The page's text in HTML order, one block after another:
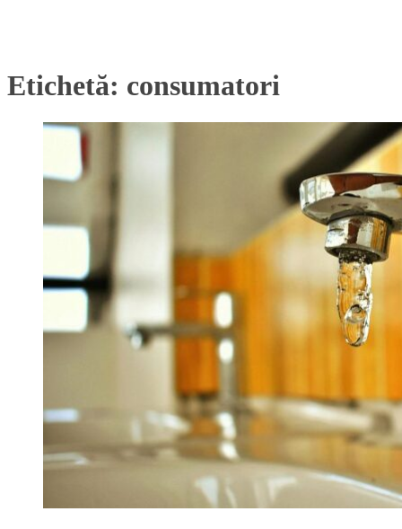
Etichetă: consumatori